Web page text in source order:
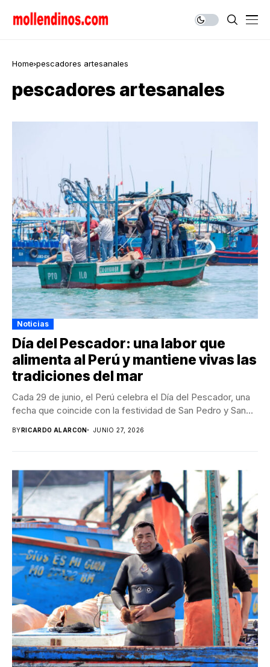
Home pescadores artesanales
pescadores artesanales
Noticias
Día del Pescador: una labor que
alimenta al Perú y mantiene vivas las
tradiciones del mar
Cada 29 de junio, el Perú celebra el Día del Pescador, una
fecha que coincide con la festividad de San Pedro y San...
BY RICARDO ALARCON JUNIO 27, 2026